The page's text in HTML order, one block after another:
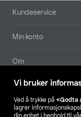
Vi bruker
Ved å trykke på «Godta
lagrer
din enhet i henhold til
Bunntekst
Kundeservice
Min konto
Om
Aktuelt
Våre selskaper